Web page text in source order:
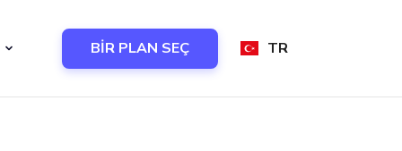
BİR PLAN SEÇ TR